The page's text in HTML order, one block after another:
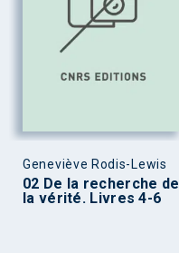
Geneviève Rodis-Lewis
02 De la recherche de
la vérité. Livres 4-6